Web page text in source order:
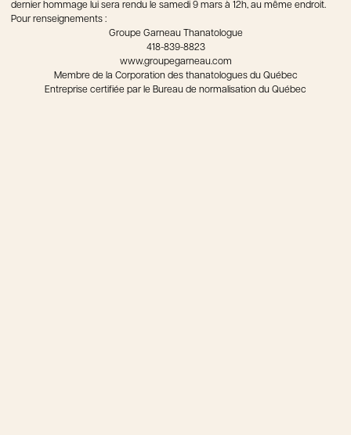
dernier hommage lui sera rendu le samedi 9 mars à 12h, au même endroit.
Pour renseignements :
Groupe Garneau Thanatologue
418-839-8823
www.groupegarneau.com
Membre de la Corporation des thanatologues du Québec
Entreprise certifiée par le Bureau de normalisation du Québec